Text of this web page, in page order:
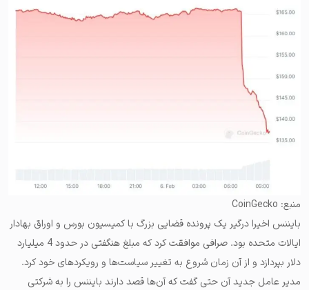
منبع: CoinGecko
بایننس اخیرا درگیر یک پرونده قضایی بزرگ با کمیسیون بورس و اوراق بهادار
ایالات متحده بود. صرافی موافقت کرد که مبلغ هنگفتی در حدود 4 میلیارد
دلار بپردازد و از آن زمان شروع به تغییر سیاست‌ها و رویکردهای خود کرد.
مدیر عامل جدید آن حتی گفت که آن‌ها قصد دارند بایننس را به شرکتی